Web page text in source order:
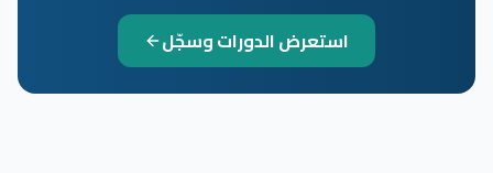
استعرض الدورات وسجّل